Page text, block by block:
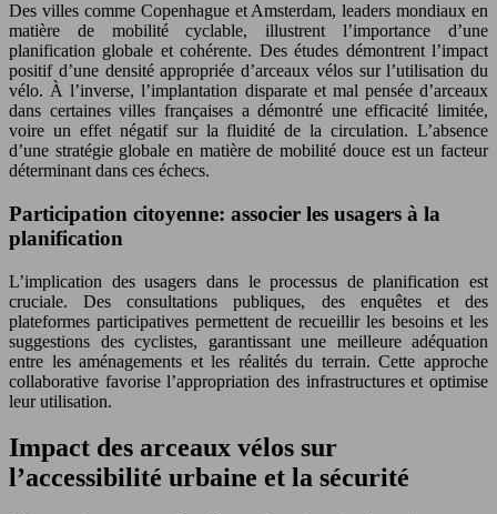
Des villes comme Copenhague et Amsterdam, leaders mondiaux en
matière de mobilité cyclable, illustrent l’importance d’une
planification globale et cohérente. Des études démontrent l’impact
positif d’une densité appropriée d’arceaux vélos sur l’utilisation du
vélo. À l’inverse, l’implantation disparate et mal pensée d’arceaux
dans certaines villes françaises a démontré une efficacité limitée,
voire un effet négatif sur la fluidité de la circulation. L’absence
d’une stratégie globale en matière de mobilité douce est un facteur
déterminant dans ces échecs.
Participation citoyenne: associer les usagers à la
planification
L’implication des usagers dans le processus de planification est
cruciale. Des consultations publiques, des enquêtes et des
plateformes participatives permettent de recueillir les besoins et les
suggestions des cyclistes, garantissant une meilleure adéquation
entre les aménagements et les réalités du terrain. Cette approche
collaborative favorise l’appropriation des infrastructures et optimise
leur utilisation.
Impact des arceaux vélos sur
l’accessibilité urbaine et la sécurité